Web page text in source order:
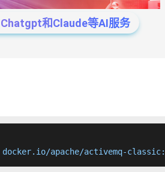
和Claude等AI服务
apache/activemq-